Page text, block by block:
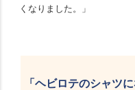
くなりました。」
「ヘビロテのシャツ